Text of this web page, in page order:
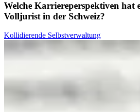
Welche Karriereperspektiven hat
Volljurist in der Schweiz?
Kollidierende Selbstverwaltung